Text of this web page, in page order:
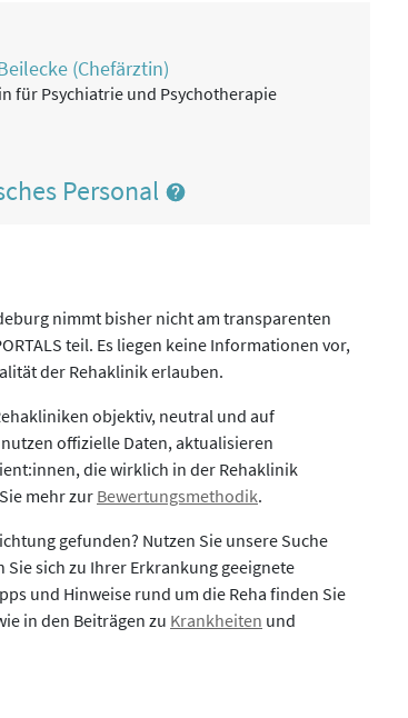
(Chefärztin)
für Psychiatrie und Psychotherapie
Personal
nimmt bisher nicht am transparenten
teil. Es liegen keine Informationen vor,
der Rehaklinik erlauben.
objektiv, neutral und auf
offizielle Daten, aktualisieren
die wirklich in der Rehaklinik
mehr zur Bewertungsmethodik.
gefunden? Nutzen Sie unsere Suche
Sie sich zu Ihrer Erkrankung geeignete
und Hinweise rund um die Reha finden Sie
in den Beiträgen zu Krankheiten und